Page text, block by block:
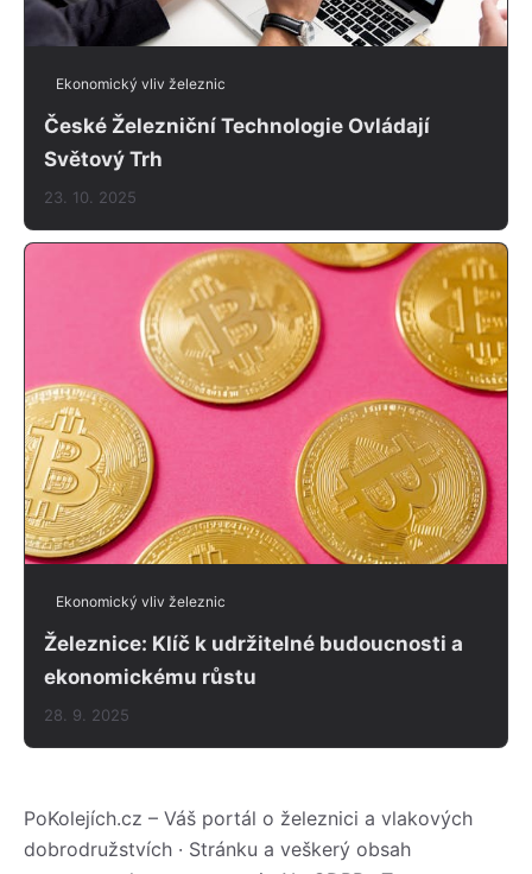
Ekonomický vliv železnic
České Železniční Technologie Ovládají
Světový Trh
23. 10. 2025
Ekonomický vliv železnic
Železnice: Klíč k udržitelné budoucnosti a
ekonomickému růstu
28. 9. 2025
PoKolejích.cz – Váš portál o železnici a vlakových
dobrodružstvích · Stránku a veškerý obsah